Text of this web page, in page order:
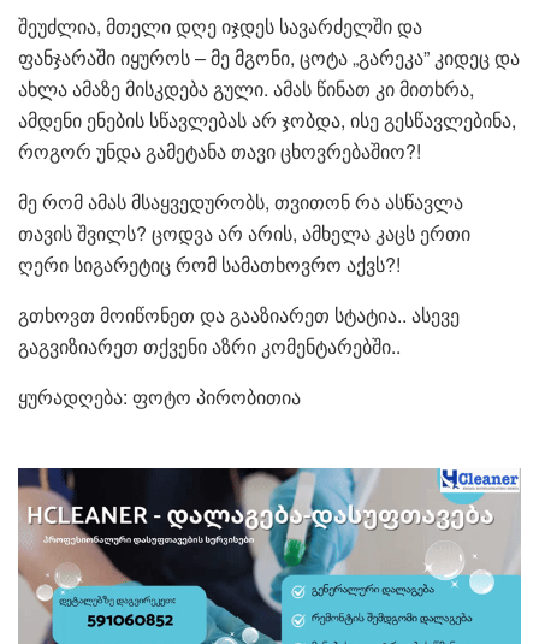
შეუძლია, მთელი დღე იჯდეს სავარძელში და
ფანჯარაში იყუროს – მე მგონი, ცოტა „გარეკა” კიდეც და
ახლა ამაზე მისკდება გული. ამას წინათ კი მითხრა,
ამდენი ენების სწავლებას არ ჯობდა, ისე გესწავლებინა,
როგორ უნდა გამეტანა თავი ცხოვრებაშიო?!
მე რომ ამას მსაყვედურობს, თვითონ რა ასწავლა
თავის შვილს? ცოდვა არ არის, ამხელა კაცს ერთი
ღერი სიგარეტიც რომ სამათხოვრო აქვს?!
გთხოვთ მოიწონეთ და გააზიარეთ სტატია.. ასევე
გაგვიზიარეთ თქვენი აზრი კომენტარებში..
ყურადღება: ფოტო პირობითია